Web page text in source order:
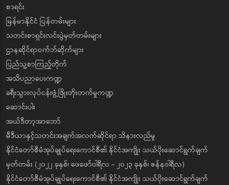
စာရင်း
မြန်မာနိုင်ငံ ပြန်တမ်းများ
သတင်းစာရှင်းလင်းပွဲမှတ်တမ်းများ
ဌာနဆိုင်ရာဝက်ဘ်ဆိုက်များ
ပြည်သူ့စာကြည့်တိုက်
အသိပညာပေးကဏ္ဍ
ခရီးသွားလုပ်ငန်းဖွံ့ဖြိုးတိုးတက်မှုကဏ္ဍ
ဆောင်းပါး
အယ်ဒီတာ့အာဘော်
မီဒီယာနှင့်သတင်းအချက်အလက်ဆိုင်ရာ သိနားလည်မှု
နိုင်ငံတော်စီမံအုပ်ချုပ်ရေးကောင်စီ၏ နိုင်ငံအကျိုး သယ်ပိုးဆောင်ရွက်ချက်
မှတ်တမ်း (၂၀၂၂ ခုနှစ်၊ ဖေဖော်ဝါရီလ - ၂၀၂၃ ခုနှစ်၊ ဇန်နဝါရီလ)
နိုင်ငံတော်စီမံအုပ်ချုပ်ရေးကောင်စီ၏ နိုင်ငံအကျိုး သယ်ပိုးဆောင်ရွက်ချက်